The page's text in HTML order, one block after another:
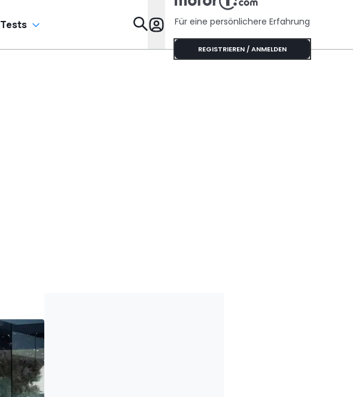
Tests Specials
Für eine persönlichere Erfahrung
REGISTRIEREN / ANMELDEN